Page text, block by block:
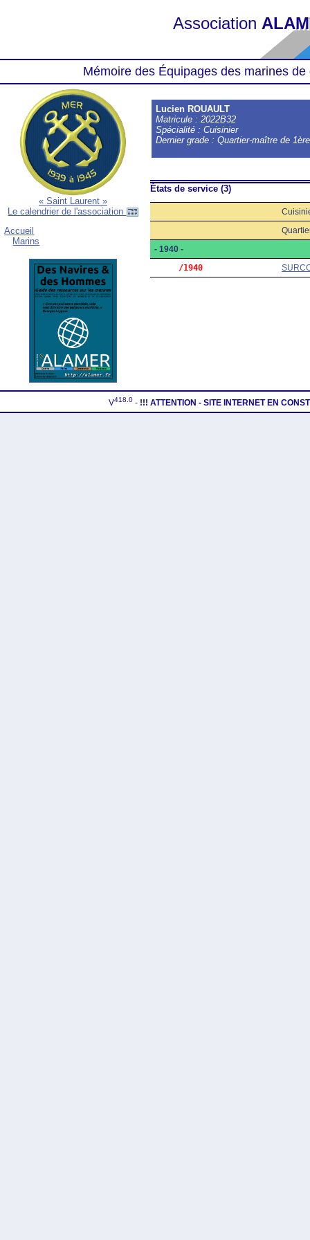
Association
Mémoire des Équipages des marines
« Saint Laurent »
Le calendrier de l'association
Accueil
Marins
Lucien ROUAULT
Matricule : 2022B32
Spécialité : Cuisinier
Dernier grade : Quartier-maître de
États de service (3)
- 1940 -
     /1940
V418.0 - !!! ATTENTION - SITE INTERNET EN